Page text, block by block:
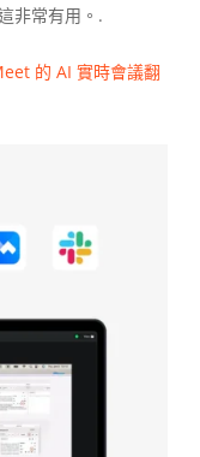
非常有用。.
的 AI 實時會議翻